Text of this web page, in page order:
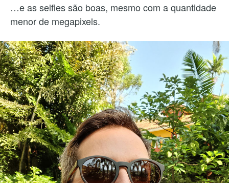
…e as selfies são boas, mesmo com a quantidade
menor de megapixels.